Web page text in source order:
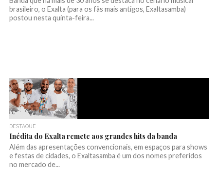
brasileiro, o Exalta (para os fãs mais antigos, Exaltasamba)
postou nesta quinta-feira...
DESTAQUE
Inédita do Exalta remete aos grandes hits da banda
Além das apresentações convencionais, em espaços para shows
e festas de cidades, o Exaltasamba é um dos nomes preferidos
no mercado de...